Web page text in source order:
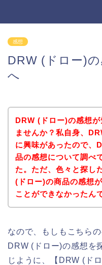
感想
DRW (ドロー)
へ
DRW (ドロー)の感想
ませんか？私自身、
に興味があったので、
品の感想について調べ
た。ただ、色々と探し
(ドロー)の商品の感想
ことができなかったん
なので、もしもこちら
DRW (ドロー)の感想を
じように、【DRW (ド